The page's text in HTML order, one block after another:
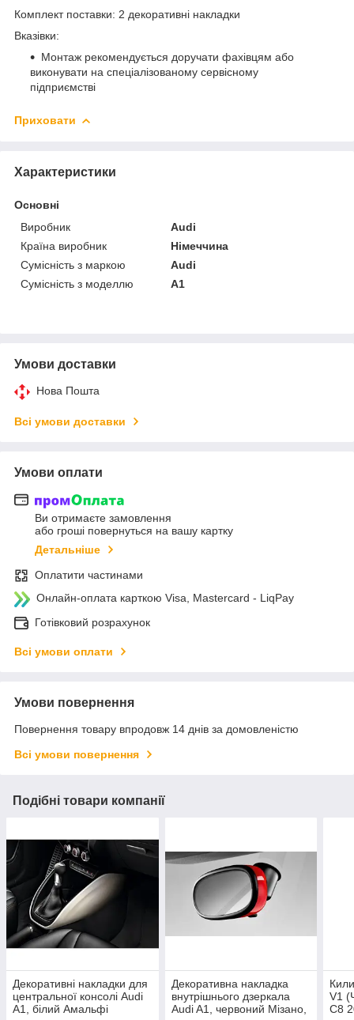
Комплект поставки: 2 декоративні накладки
Вказівки:
Монтаж рекомендується доручати фахівцям або
виконувати на спеціалізованому сервісному
підприємстві
Приховати
Характеристики
Основні
Виробник
Audi
Країна виробник
Німеччина
Сумісність з маркою
Audi
Сумісність з моделлю
A1
Умови доставки
Нова Пошта
Всі умови доставки
Умови оплати
Ви отримаєте замовлення
або гроші повернуться на вашу картку
Детальніше
Оплатити частинами
Онлайн-оплата карткою Visa, Mastercard - LiqPay
Готівковий розрахунок
Всі умови оплати
Умови повернення
Повернення товару впродовж 14 днів за домовленістю
Всі умови повернення
Подібні товари компанії
Декоративні накладки для
центральної консолі Audi
A1, білий Амальфі
Декоративна накладка
внутрішнього дзеркала
Audi A1, червоний Мізано,
V1
C8